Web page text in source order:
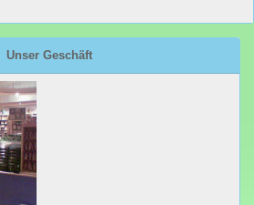
Unser Geschäft